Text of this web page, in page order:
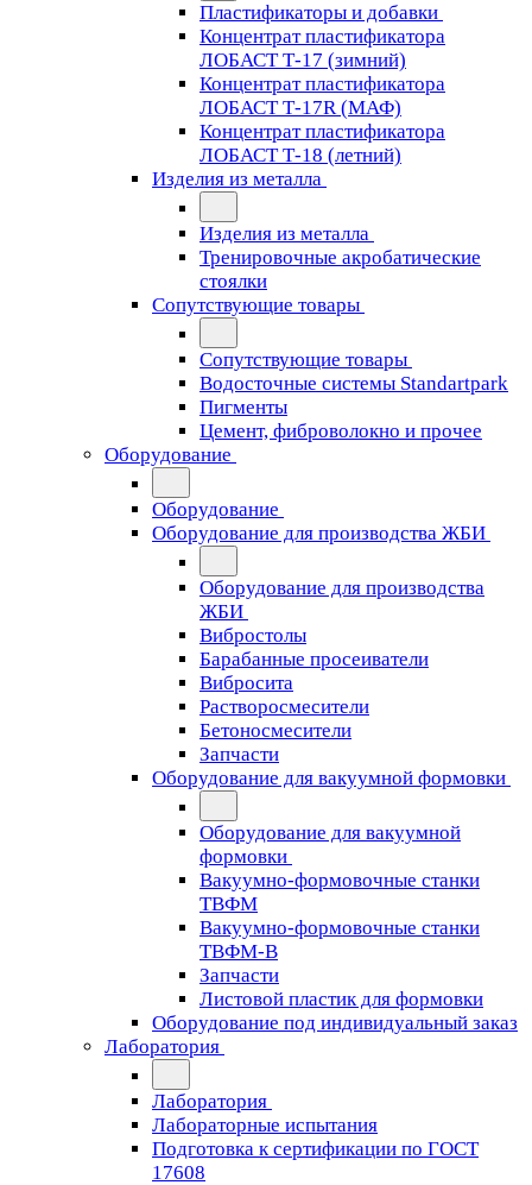
Пластификаторы и добавки
Концентрат пластификатора
ЛОБАСТ Т-17 (зимний)
Концентрат пластификатора
ЛОБАСТ Т-17R (МАФ)
Концентрат пластификатора
ЛОБАСТ Т-18 (летний)
Изделия из металла
Изделия из металла
Тренировочные акробатические
стоялки
Сопутствующие товары
Сопутствующие товары
Водосточные системы Standartpark
Пигменты
Цемент, фиброволокно и прочее
Оборудование
Оборудование
Оборудование для производства ЖБИ
Оборудование для производства
ЖБИ
Вибростолы
Барабанные просеиватели
Вибросита
Растворосмесители
Бетоносмесители
Запчасти
Оборудование для вакуумной формовки
Оборудование для вакуумной
формовки
Вакуумно-формовочные станки
ТВФМ
Вакуумно-формовочные станки
ТВФМ-В
Запчасти
Листовой пластик для формовки
Оборудование под индивидуальный заказ
Лаборатория
Лаборатория
Лабораторные испытания
Подготовка к сертификации по ГОСТ
17608